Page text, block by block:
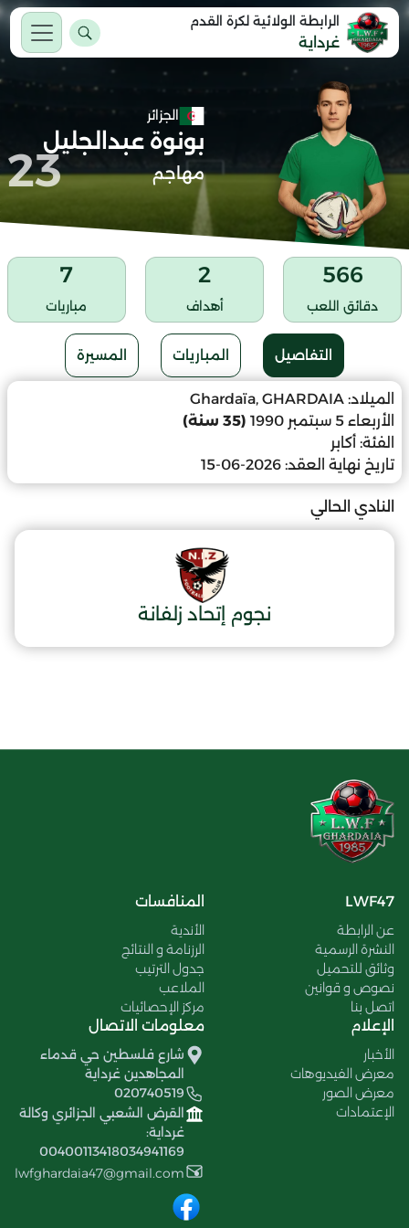
الرابطة الولائية لكرة القدم
غرداية
الجزائر
بونوة عبدالجليل
مهاجم 23
566
دقائق اللعب
2
أهداف
7
مباريات
التفاصيل المباريات المسيرة
الميلاد: Ghardaïa, GHARDAIA
الأربعاء 5 سبتمبر 1990
(35 سنة)
الفئة: أكابر
تاريخ نهاية العقد: 2026-06-15
النادي الحالي
نجوم إتحاد زلفانة
LWF47
عن الرابطة
النشرة الرسمية
وثائق للتحميل
نصوص و قوانين
اتصل بنا
المنافسات
الأندية
الرزنامة و النتائج
جدول الترتيب
الملاعب
مركز الإحصائيات
الإعلام
الأخبار
معرض الفيديوهات
معرض الصور
الإعتمادات
معلومات الاتصال
شارع فلسطين حي قدماء
المجاهدين غرداية
020740519
القرض الشعبي الجزائري وكالة
غرداية:
00400113418034941169
lwfghardaia47@gmail.com